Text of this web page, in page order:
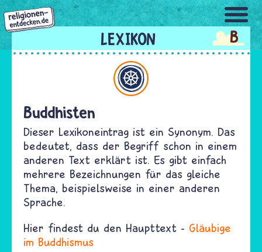
Direkt
zum
Inhalt
B
Buddhisten
Dieser Lexikoneintrag ist ein Synonym. Das
bedeutet, dass der Begriff schon in einem
anderen Text erklärt ist. Es gibt einfach
mehrere Bezeichnungen für das gleiche
Thema, beispielsweise in einer anderen
Sprache.
Hier findest du den Haupttext - Gläubige
im Buddhismus